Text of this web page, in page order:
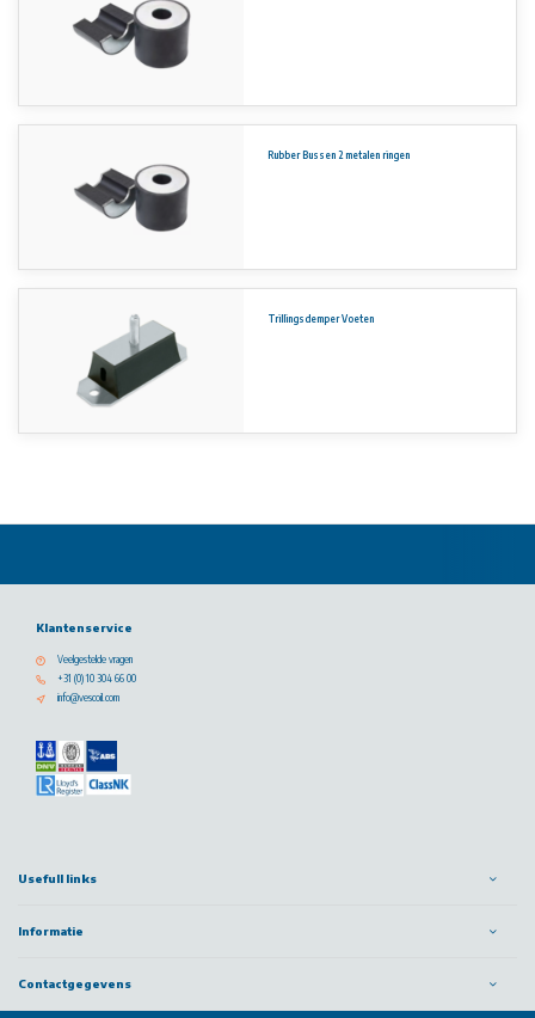
Rubber Bussen 2 metalen ringen
Trillingsdemper Voeten
Klantenservice
Veelgestelde vragen
+31 (0) 10 304 66 00
info@vescoil.com
Usefull links
Informatie
Contactgegevens